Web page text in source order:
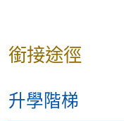
時間
銜接途徑
升學階梯